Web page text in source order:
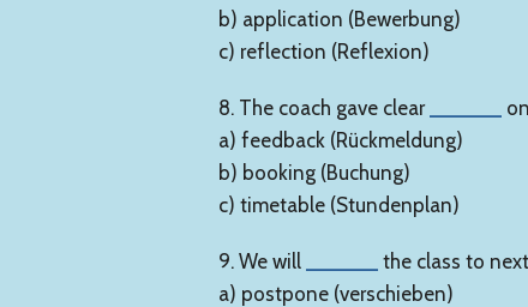
b) application (Bewerbung)
c) reflection (Reflexion)
8. The coach gave clear
a) feedback (Rückmeldung)
b) booking (Buchung)
c) timetable (Stundenplan)
9. We will
the class to
a) postpone (verschieben)